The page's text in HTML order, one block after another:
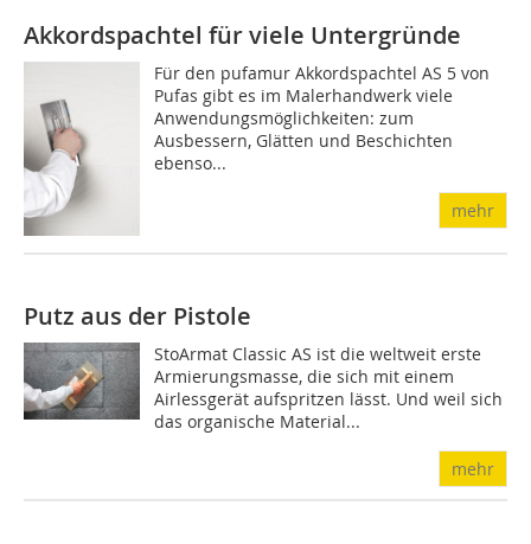
Akkordspachtel für viele Untergründe
Für den pufamur Akkordspachtel AS 5 von
Pufas gibt es im Malerhandwerk viele
Anwendungsmöglichkeiten: zum
Ausbessern, Glätten und Beschichten
ebenso...
mehr
Putz aus der Pistole
StoArmat Classic AS ist die weltweit erste
Armierungsmasse, die sich mit einem
Airlessgerät aufspritzen lässt. Und weil sich
das organische Material...
mehr